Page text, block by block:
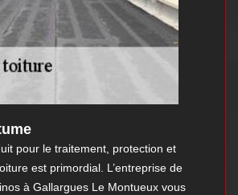
pour le traitement, protection et
est primordial. L’entreprise de
à Gallargues Le Montueux vous